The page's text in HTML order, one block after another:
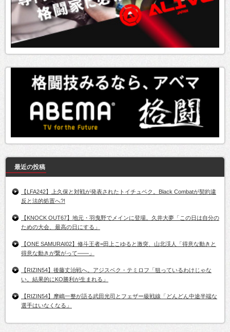
最近の投稿
【LFA242】上久保と対戦が発表されたトイチュベク。Black Combatが契約違
反と法的処置へ?!
【KNOCK OUT67】地元・羽曳野でメインに登場。久井大夢「この日は自分の
ための大会、最高の日にする」
【ONE SAMURAI02】修斗王者=田上こゆると激突、山北渓人「得意な動きと
得意な動きが繋がって――」
【RIZIN54】後藤丈治戦へ。アジスベク・テミロフ「狙っているわけじゃな
い。結果的にKO勝利が生まれる」
【RIZIN54】摩嶋一整が語る武田光司とフェザー級戦線「どんどん中途半端な
選手はいなくなる」